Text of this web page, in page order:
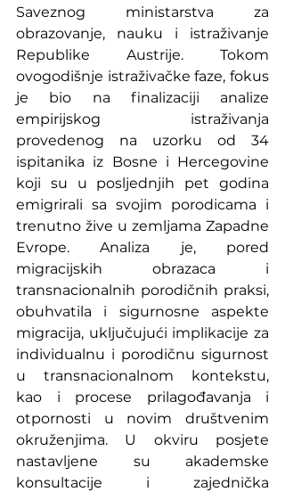
Saveznog ministarstva za
obrazovanje, nauku i istraživanje
Republike Austrije. Tokom
ovogodišnje istraživačke faze, fokus
je bio na finalizaciji analize
empirijskog istraživanja
provedenog na uzorku od 34
ispitanika iz Bosne i Hercegovine
koji su u posljednjih pet godina
emigrirali sa svojim porodicama i
trenutno žive u zemljama Zapadne
Evrope. Analiza je, pored
migracijskih obrazaca i
transnacionalnih porodičnih praksi,
obuhvatila i sigurnosne aspekte
migracija, uključujući implikacije za
individualnu i porodičnu sigurnost
u transnacionalnom kontekstu,
kao i procese prilagođavanja i
otpornosti u novim društvenim
okruženjima. U okviru posjete
nastavljene su akademske
konsultacije i zajednička